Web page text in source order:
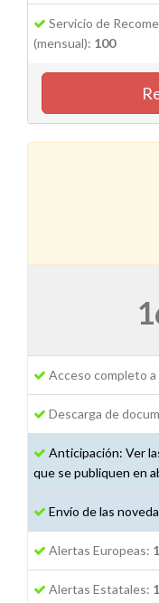
Servicio de
(mensual): 100
Acceso completo
Descarga de
Anticipación: Ver
que se publiquen en
Envío de las
Alertas Europeas: 1
Alertas Estatales: 1